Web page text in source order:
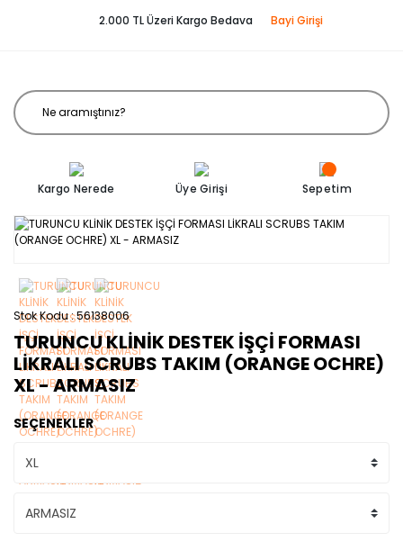
2.000 TL Üzeri Kargo Bedava Bayi Girişi
Kargo Nerede Üye Girişi Sepetim
Stok Kodu 56138006
TURUNCU KLİNİK DESTEK İŞÇİ FORMASI
LİKRALI SCRUBS TAKIM (ORANGE OCHRE)
XL - ARMASIZ
SEÇENEKLER